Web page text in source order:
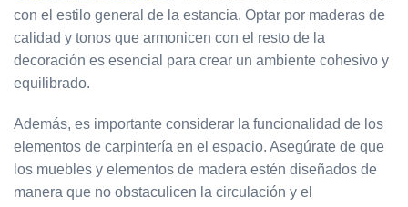
con el estilo general de la estancia. Optar por maderas de
calidad y tonos que armonicen con el resto de la
decoración es esencial para crear un ambiente cohesivo y
equilibrado.
Además, es importante considerar la funcionalidad de los
elementos de carpintería en el espacio. Asegúrate de que
los muebles y elementos de madera estén diseñados de
manera que no obstaculicen la circulación y el